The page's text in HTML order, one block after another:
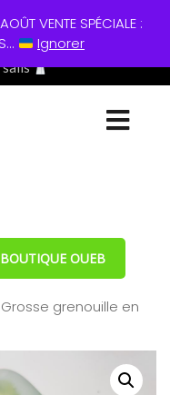
13 60
salis
BOUTIQUE OUEB
grenouille en
VENTE SPÉCIALE :
Ignorer